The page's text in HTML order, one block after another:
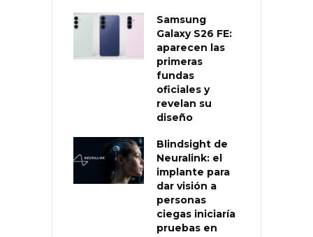
Samsung
Galaxy S26 FE:
aparecen las
primeras
fundas
oficiales y
revelan su
diseño
Blindsight de
Neuralink: el
implante para
dar visión a
personas
ciegas iniciaría
pruebas en